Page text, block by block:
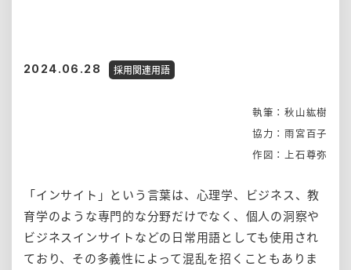
2024.06.28 採用関連用語
執筆：秋山紘樹
協力：雨宮百子
作図：上石尊弥
「インサイト」という言葉は、心理学、ビジネス、教
育学のような専門的な分野だけでなく、個人の洞察や
ビジネスインサイトなどの日常用語としても使用され
ており、その多義性によって混乱を招くこともありま